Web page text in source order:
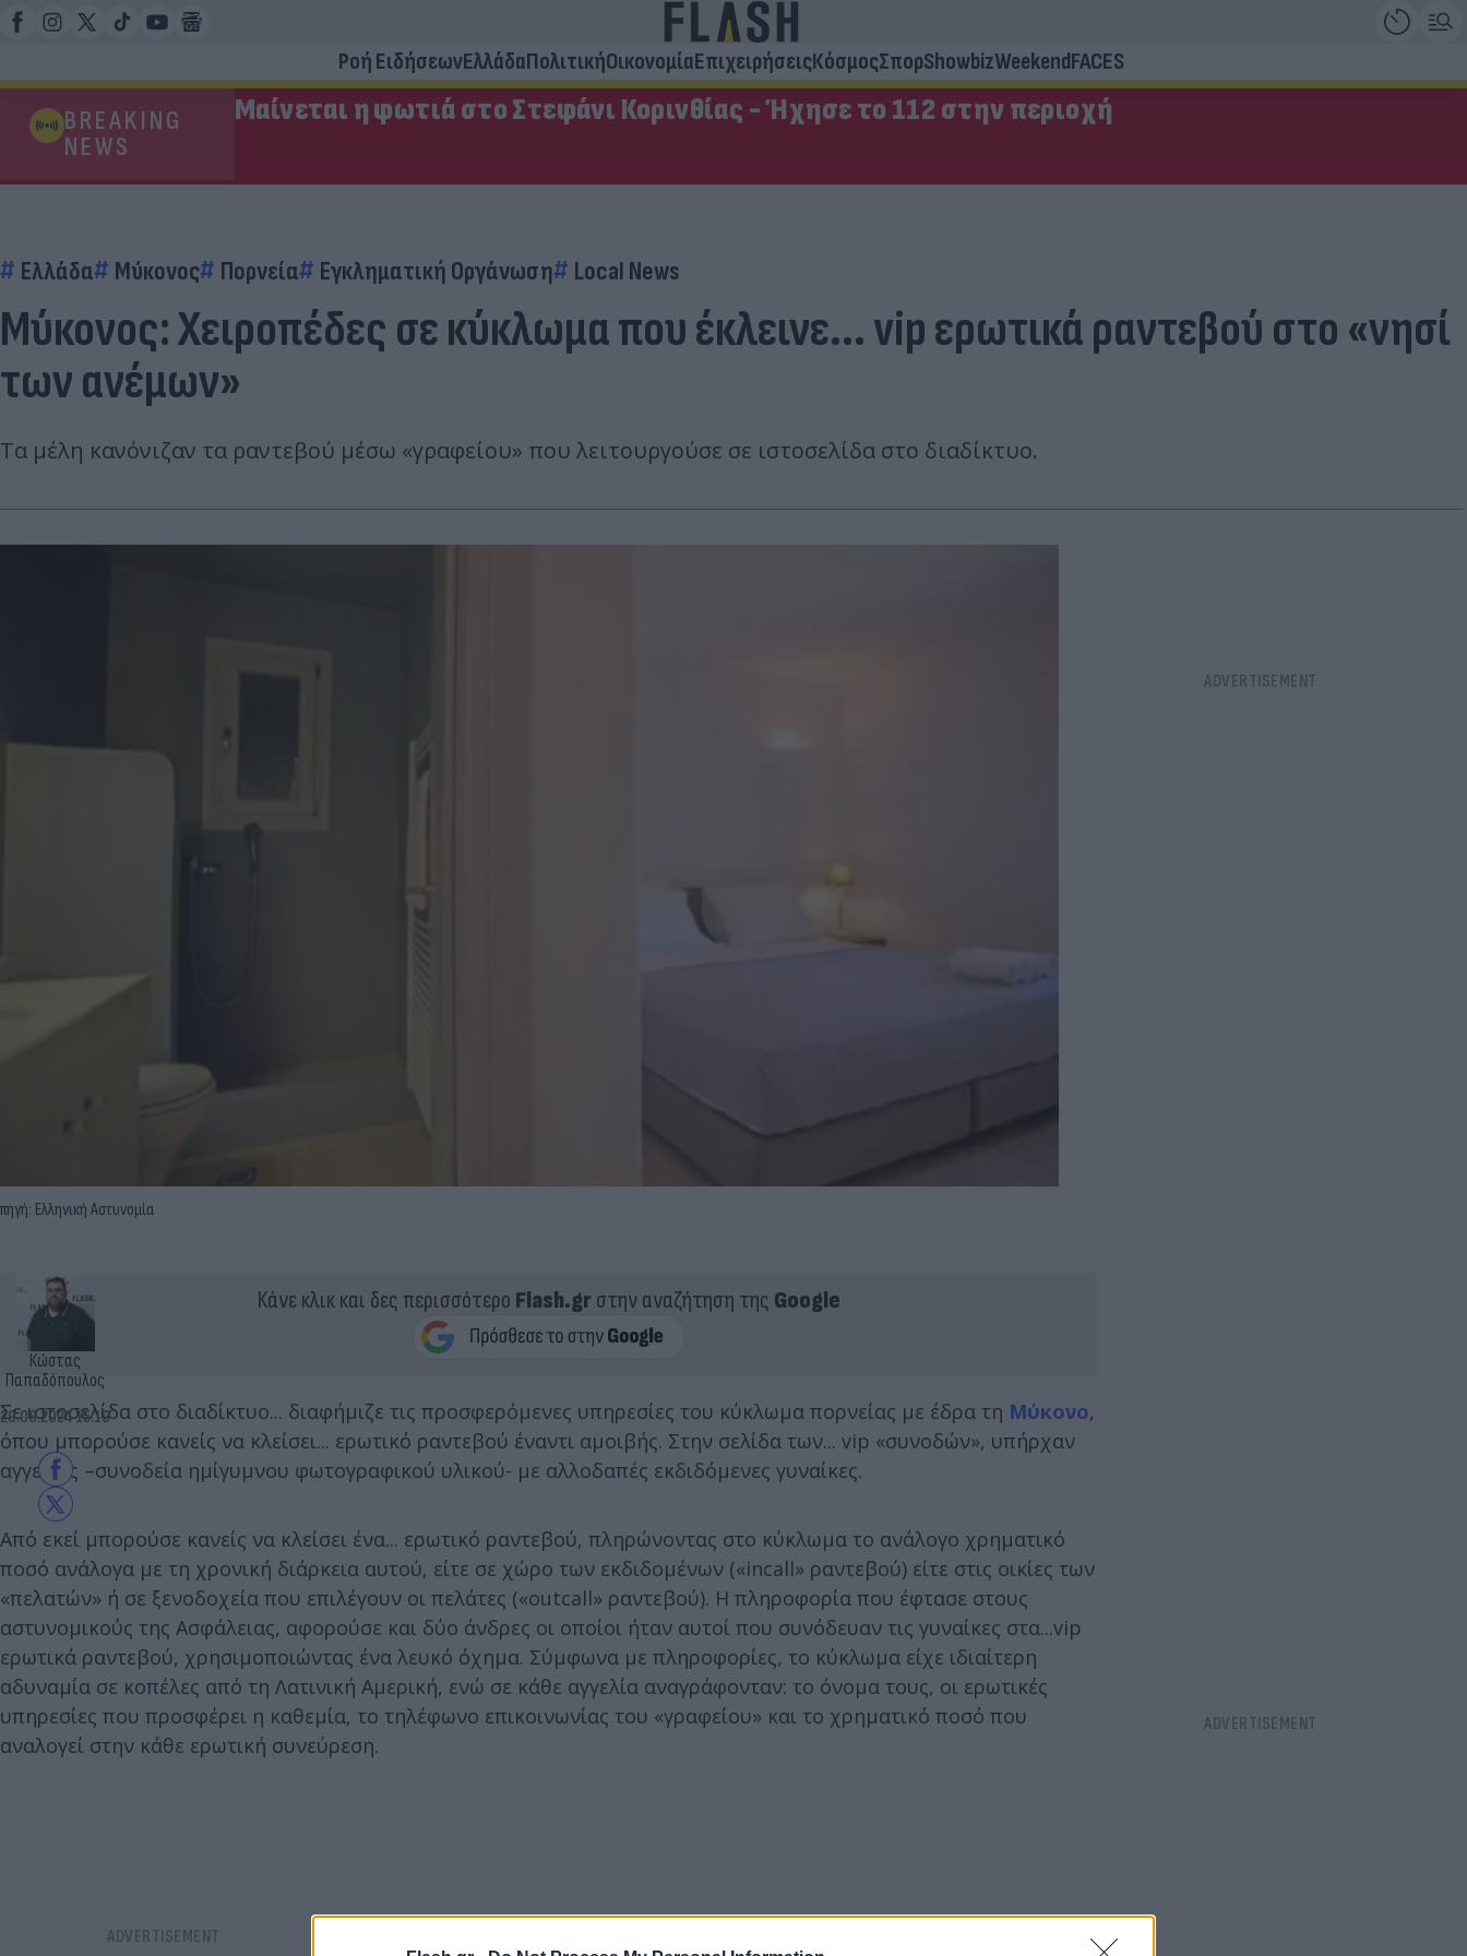
Ροή ΕιδήσεωνΕλλάδαΠολιτικήΟικονομίαΕπιχειρήσειςΚόσμοςΣπορShowbizWeekendFACES
BREAKING
NEWS
Μαίνεται η φωτιά στο Στεφάνι Κορινθίας - Ήχησε το 112 στην περιοχή
Ελλάδα Μύκονος Πορνεία Εγκληματική Οργάνωση Local News
Μύκονος: Χειροπέδες σε κύκλωμα που έκλεινε... vip ερωτικά ραντεβού στο «νησί
των ανέμων»
Τα μέλη κανόνιζαν τα ραντεβού μέσω «γραφείου» που λειτουργούσε σε ιστοσελίδα στο διαδίκτυο.
πηγή: Ελληνική Αστυνομία
Κώστας
Παπαδόπουλος
29.08.2024 15:19
Κάνε κλικ και δες περισσότερο Flash.grστην αναζήτηση της Google
Σε ιστοσελίδα στο διαδίκτυο... διαφήμιζε τις προσφερόμενες υπηρεσίες του κύκλωμα πορνείας με έδρα τη Μύκονο,
όπου μπορούσε κανείς να κλείσει... ερωτικό ραντεβού έναντι αμοιβής. Στην σελίδα των... vip «συνοδών», υπήρχαν
αγγελίες –συνοδεία ημίγυμνου φωτογραφικού υλικού- με αλλοδαπές εκδιδόμενες γυναίκες.
Από εκεί μπορούσε κανείς να κλείσει ένα... ερωτικό ραντεβού, πληρώνοντας στο κύκλωμα το ανάλογο χρηματικό
ποσό ανάλογα με τη χρονική διάρκεια αυτού, είτε σε χώρο των εκδιδομένων («incall» ραντεβού) είτε στις οικίες των
«πελατών» ή σε ξενοδοχεία που επιλέγουν οι πελάτες («outcall» ραντεβού). Η πληροφορία που έφτασε στους
αστυνομικούς της Ασφάλειας, αφορούσε και δύο άνδρες οι οποίοι ήταν αυτοί που συνόδευαν τις γυναίκες στα...vip
ερωτικά ραντεβού, χρησιμοποιώντας ένα λευκό όχημα. Σύμφωνα με πληροφορίες, το κύκλωμα είχε ιδιαίτερη
αδυναμία σε κοπέλες από τη Λατινική Αμερική, ενώ σε κάθε αγγελία αναγράφονταν: το όνομα τους, οι ερωτικές
υπηρεσίες που προσφέρει η καθεμία, το τηλέφωνο επικοινωνίας του «γραφείου» και το χρηματικό ποσό που
αναλογεί στην κάθε ερωτική συνεύρεση.